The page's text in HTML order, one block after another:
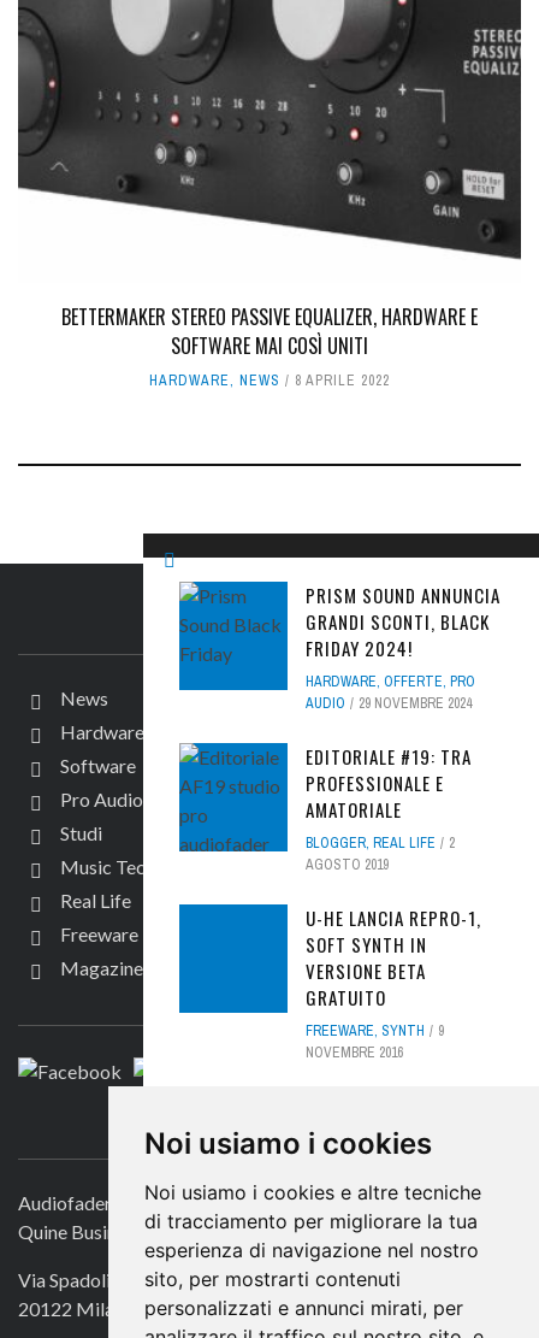
Noi usiamo i cookies
Noi usiamo i cookies e altre tecniche
di tracciamento per migliorare la tua
esperienza di navigazione nel nostro
sito, per mostrarti contenuti
personalizzati e annunci mirati, per
BETTERMAKER STEREO PASSIVE EQUALIZER, HARDWARE E
SOFTWARE MAI COSÌ UNITI
HARDWARE, NEWS 8 APRILE 2022
PRISM SOUND ANNUNCIA
GRANDI SCONTI, BLACK
FRIDAY 2024!
HARDWARE, OFFERTE, PRO
AUDIO
29 NOVEMBRE 2024
EDITORIALE #19: TRA
PROFESSIONALE E
AMATORIALE
BLOGGER, REAL LIFE
2
AGOSTO 2019
U-HE LANCIA REPRO-1,
SOFT SYNTH IN
VERSIONE BETA
GRATUITO
FREEWARE, SYNTH
9
NOVEMBRE 2016
CON TRE COLORI SONORI
PRO AUDIO
19 LUGLIO 2020
TUTORIAL VIDEO
UNIVERSAL AUDIO LUNA:
CUE MIX
MUSIC TECH ,PRO AUDIO
IL SITO
News
Hardware
Software
Pro Audio
Studi
Music Tech
Real Life
Freeware
Magazine
SEGUICI
CONTATTACI
Audiofader.com
Quine Business Publisher
Via Spadolini 7
20122 Milano